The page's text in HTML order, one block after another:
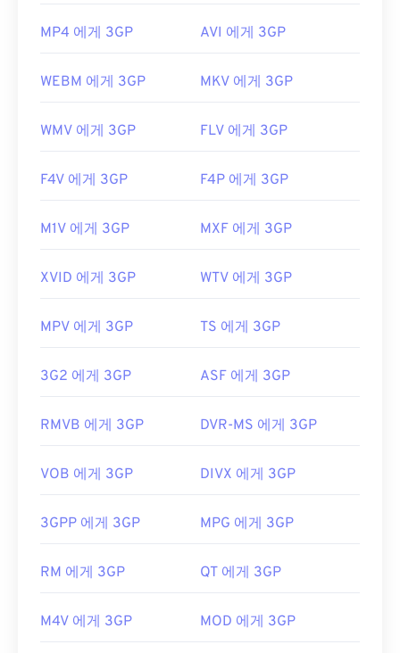
MP4 에게 3GP AVI 에게 3GP
WEBM 에게 3GP MKV 에게 3GP
WMV 에게 3GP FLV 에게 3GP
F4V 에게 3GP F4P 에게 3GP
M1V 에게 3GP MXF 에게 3GP
XVID 에게 3GP WTV 에게 3GP
MPV 에게 3GP TS 에게 3GP
3G2 에게 3GP ASF 에게 3GP
RMVB 에게 3GP DVR-MS 에게 3GP
VOB 에게 3GP DIVX 에게 3GP
3GPP 에게 3GP MPG 에게 3GP
RM 에게 3GP QT 에게 3GP
M4V 에게 3GP MOD 에게 3GP